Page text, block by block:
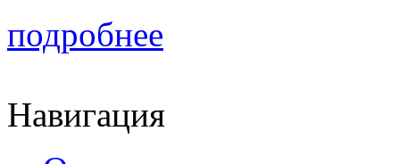
подробнее
Навигация